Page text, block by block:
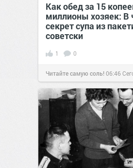
Как обед за 15
миллионы хозяек: В
секрет супа из
советски
1 0
Читайте самую соль!06:46